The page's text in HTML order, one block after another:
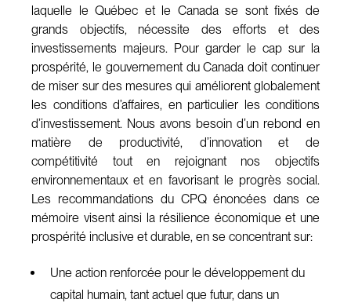
laquelle le Québec et le Canada se sont fixés de
grands objectifs, nécessite des efforts et des
investissements majeurs. Pour garder le cap sur la
prospérité, le gouvernement du Canada doit continuer
de miser sur des mesures qui améliorent globalement
les conditions d’affaires, en particulier les conditions
d’investissement. Nous avons besoin d’un rebond en
matière de productivité, d’innovation et de
compétitivité tout en rejoignant nos objectifs
environnementaux et en favorisant le progrès social.
Les recommandations du CPQ énoncées dans ce
mémoire visent ainsi la résilience économique et une
prospérité inclusive et durable, en se concentrant sur:
Une action renforcée pour le développement du
capital humain, tant actuel que futur, dans un